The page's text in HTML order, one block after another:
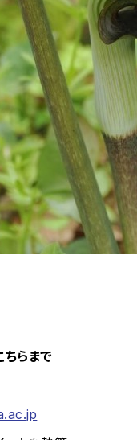
ちらまで